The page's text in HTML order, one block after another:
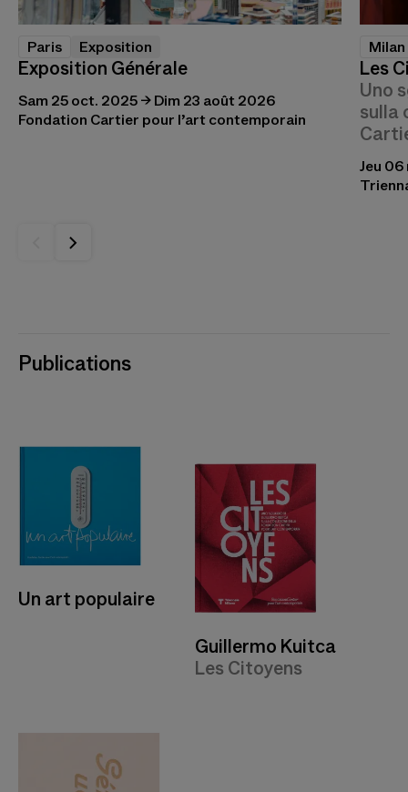
Paris Exposition
Exposition Générale
Sam 25 oct. 2025 → Dim 23 août 2026
Fondation Cartier pour l’art contemporain
Milan
Les
Uno
sulla
Jeu 06
Publications
Un art populaire
Guillermo Kuitca
Les Citoyens